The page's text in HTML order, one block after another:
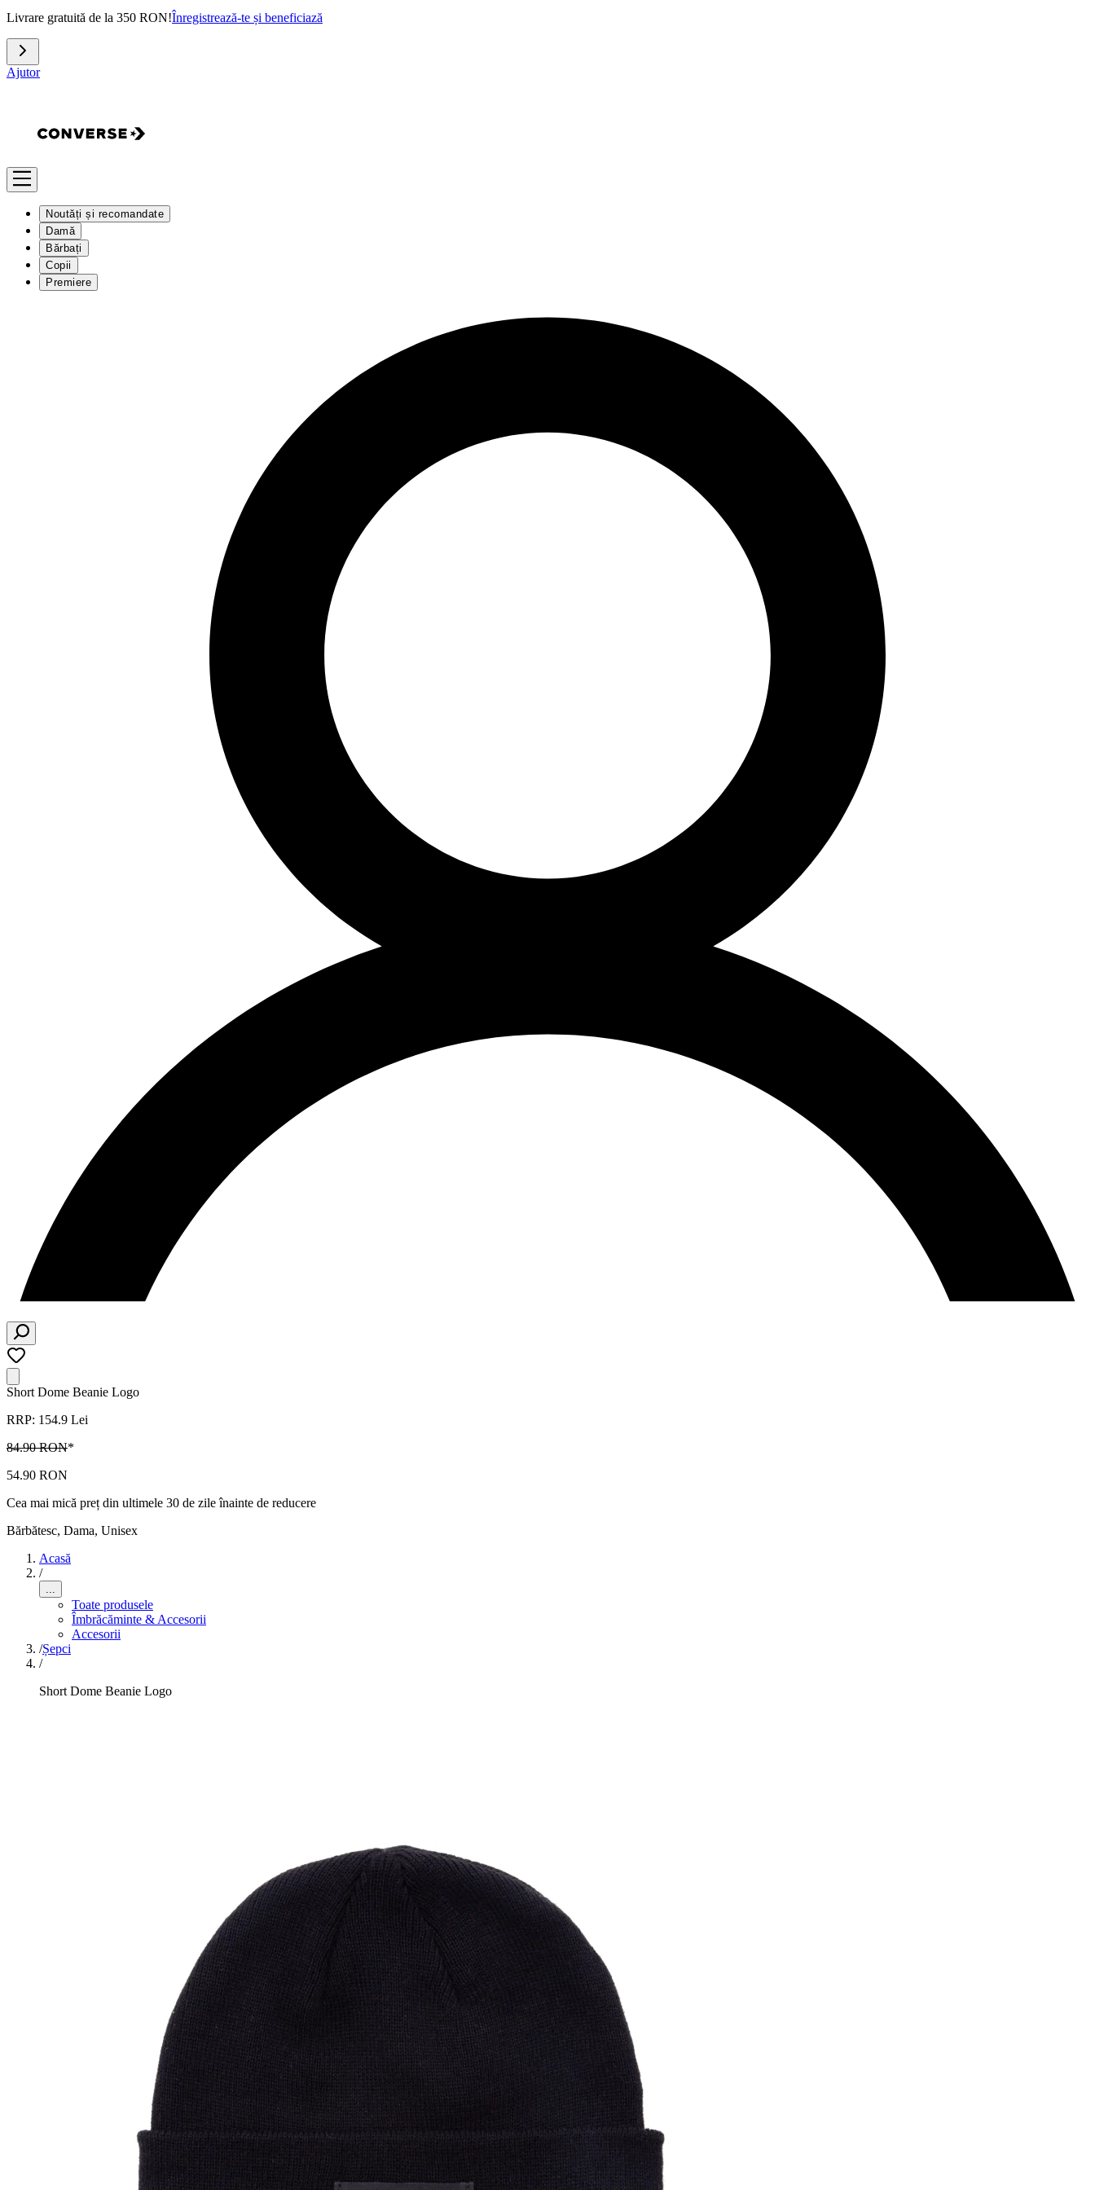
Livrare gratuită de la 350 RON!Înregistrează-te și beneficiază
Ajutor
Noutăți și recomandate
Damă
Bărbați
Copii
Premiere
Short Dome Beanie Logo
RRP: 154.9 Lei
84.90 RON*
54.90 RON
Cea mai mică preț din ultimele 30 de zile înainte de reducere
Bărbătesc, Dama, Unisex
Acasă
/
...
Toate produsele
Îmbrăcăminte & Accesorii
Accesorii
/Șepci
/
Short Dome Beanie Logo